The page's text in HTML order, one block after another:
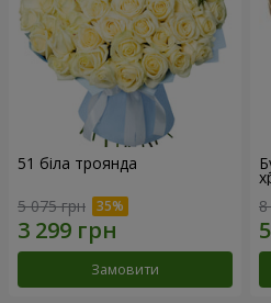
51 біла троянда
5 075 грн
Замовити
8